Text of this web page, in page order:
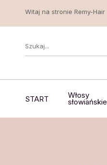
Witaj na stronie Remy-Hair
START Włosy
słowiańskie